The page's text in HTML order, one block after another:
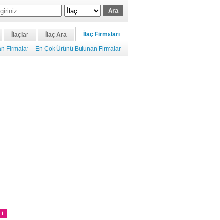
İlaçlar İlaç Ara İlaç Firmaları
Firmalar En Çok Ürünü Bulunan Firmalar
i